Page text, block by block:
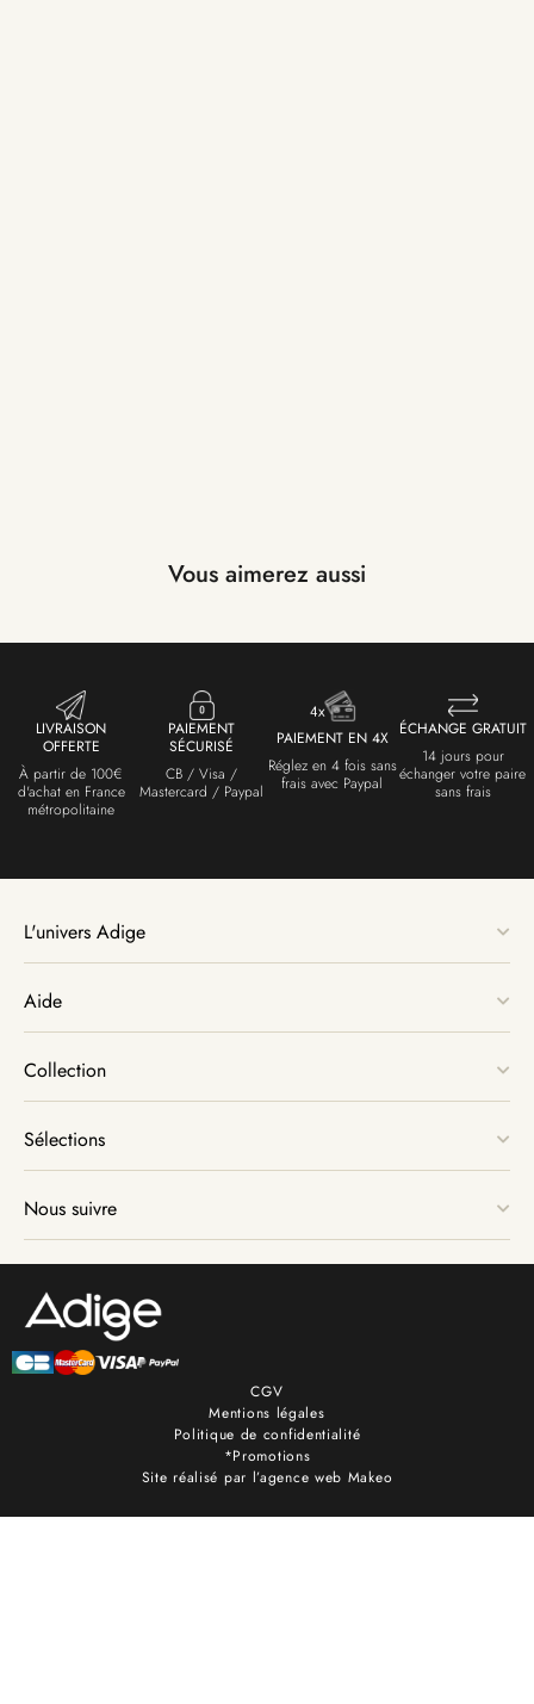
Vous aimerez aussi
LIVRAISON
OFFERTE
À partir de 100€
d'achat en France
métropolitaine
PAIEMENT
SÉCURISÉ
CB / Visa /
Mastercard / Paypal
PAIEMENT EN 4X
Réglez en 4 fois sans
frais avec Paypal
ÉCHANGE GRATUIT
14 jours pour
échanger votre paire
sans frais
L'univers Adige
Aide
Collection
Sélections
Nous suivre
CGV
Mentions légales
Politique de confidentialité
*Promotions
Site réalisé par l’agence web Makeo